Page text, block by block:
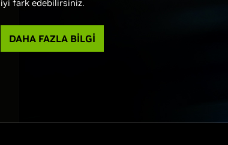
iyi fark edebilirsiniz.
DAHA FAZLA BİLGİ